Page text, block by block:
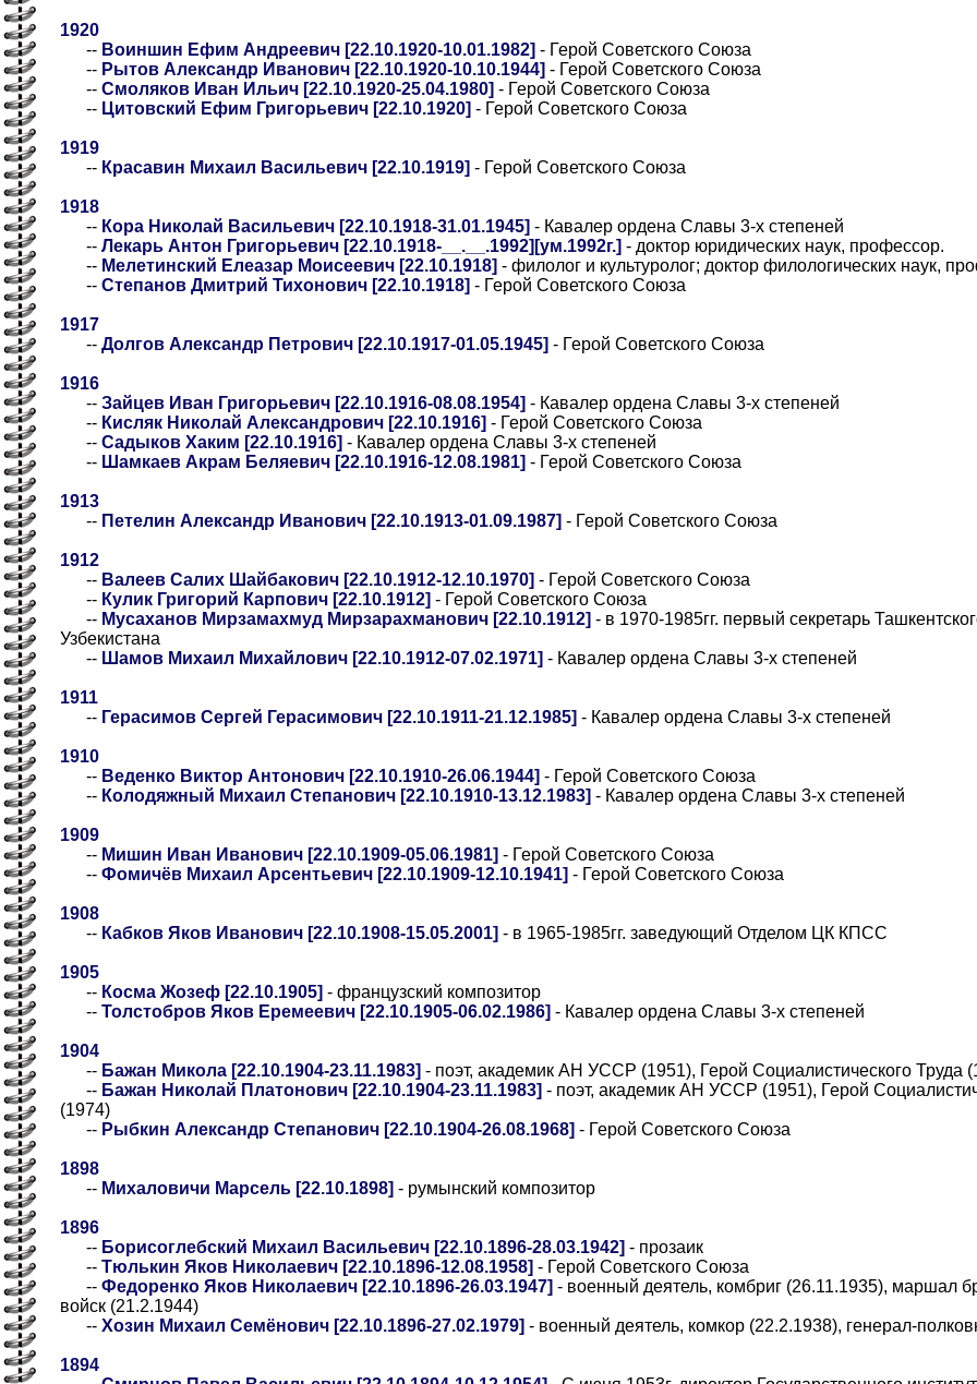
1920
-- Воиншин Ефим Андреевич [22.10.1920-10.01.1982] - Герой Советского Союза
-- Рытов Александр Иванович [22.10.1920-10.10.1944] - Герой Советского Союза
-- Смоляков Иван Ильич [22.10.1920-25.04.1980] - Герой Советского Союза
-- Цитовский Ефим Григорьевич [22.10.1920] - Герой Советского Союза
1919
-- Красавин Михаил Васильевич [22.10.1919] - Герой Советского Союза
1918
-- Кора Николай Васильевич [22.10.1918-31.01.1945] - Кавалер ордена Славы 3-х степеней
-- Лекарь Антон Григорьевич [22.10.1918-__.__.1992][ум.1992г.] - доктор юридических наук, профессор.
-- Мелетинский Елеазар Моисеевич [22.10.1918] - филолог и культуролог; доктор филологических наук,
-- Степанов Дмитрий Тихонович [22.10.1918] - Герой Советского Союза
1917
-- Долгов Александр Петрович [22.10.1917-01.05.1945] - Герой Советского Союза
1916
-- Зайцев Иван Григорьевич [22.10.1916-08.08.1954] - Кавалер ордена Славы 3-х степеней
-- Кисляк Николай Александрович [22.10.1916] - Герой Советского Союза
-- Садыков Хаким [22.10.1916] - Кавалер ордена Славы 3-х степеней
-- Шамкаев Акрам Беляевич [22.10.1916-12.08.1981] - Герой Советского Союза
1913
-- Петелин Александр Иванович [22.10.1913-01.09.1987] - Герой Советского Союза
1912
-- Валеев Салих Шайбакович [22.10.1912-12.10.1970] - Герой Советского Союза
-- Кулик Григорий Карпович [22.10.1912] - Герой Советского Союза
-- Мусаханов Мирзамахмуд Мирзарахманович [22.10.1912] - в 1970-1985гг. первый секретарь
Узбекистана
-- Шамов Михаил Михайлович [22.10.1912-07.02.1971] - Кавалер ордена Славы 3-х степеней
1911
-- Герасимов Сергей Герасимович [22.10.1911-21.12.1985] - Кавалер ордена Славы 3-х степеней
1910
-- Веденко Виктор Антонович [22.10.1910-26.06.1944] - Герой Советского Союза
-- Колодяжный Михаил Степанович [22.10.1910-13.12.1983] - Кавалер ордена Славы 3-х степеней
1909
-- Мишин Иван Иванович [22.10.1909-05.06.1981] - Герой Советского Союза
-- Фомичёв Михаил Арсентьевич [22.10.1909-12.10.1941] - Герой Советского Союза
1908
-- Кабков Яков Иванович [22.10.1908-15.05.2001] - в 1965-1985гг. заведующий Отделом ЦК КПСС
1905
-- Косма Жозеф [22.10.1905] - французский композитор
-- Толстобров Яков Еремеевич [22.10.1905-06.02.1986] - Кавалер ордена Славы 3-х степеней
1904
-- Бажан Микола [22.10.1904-23.11.1983] - поэт, академик АН УССР (1951), Герой Социалистического Труда
-- Бажан Николай Платонович [22.10.1904-23.11.1983] - поэт, академик АН УССР (1951), Герой
(1974)
-- Рыбкин Александр Степанович [22.10.1904-26.08.1968] - Герой Советского Союза
1898
-- Михаловичи Марсель [22.10.1898] - румынский композитор
1896
-- Борисоглебский Михаил Васильевич [22.10.1896-28.03.1942] - прозаик
-- Тюлькин Яков Николаевич [22.10.1896-12.08.1958] - Герой Советского Союза
-- Федоренко Яков Николаевич [22.10.1896-26.03.1947] - военный деятель, комбриг (26.11.1935), маршал
войск (21.2.1944)
-- Хозин Михаил Семёнович [22.10.1896-27.02.1979] - военный деятель, комкор (22.2.1938), генерал-
1894